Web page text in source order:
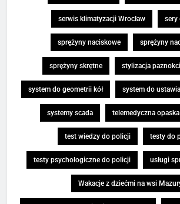
serwis klimatyzacji Wrocław sery
sprężyny naciskowe sprężyny
sprężyny skrętne stylizacja
system do geometrii kół system do
systemy scada telemedyczna
test wiedzy do policji testy do
testy psychologiczne do policji usługi
Wakacje z dziećmi na wsi